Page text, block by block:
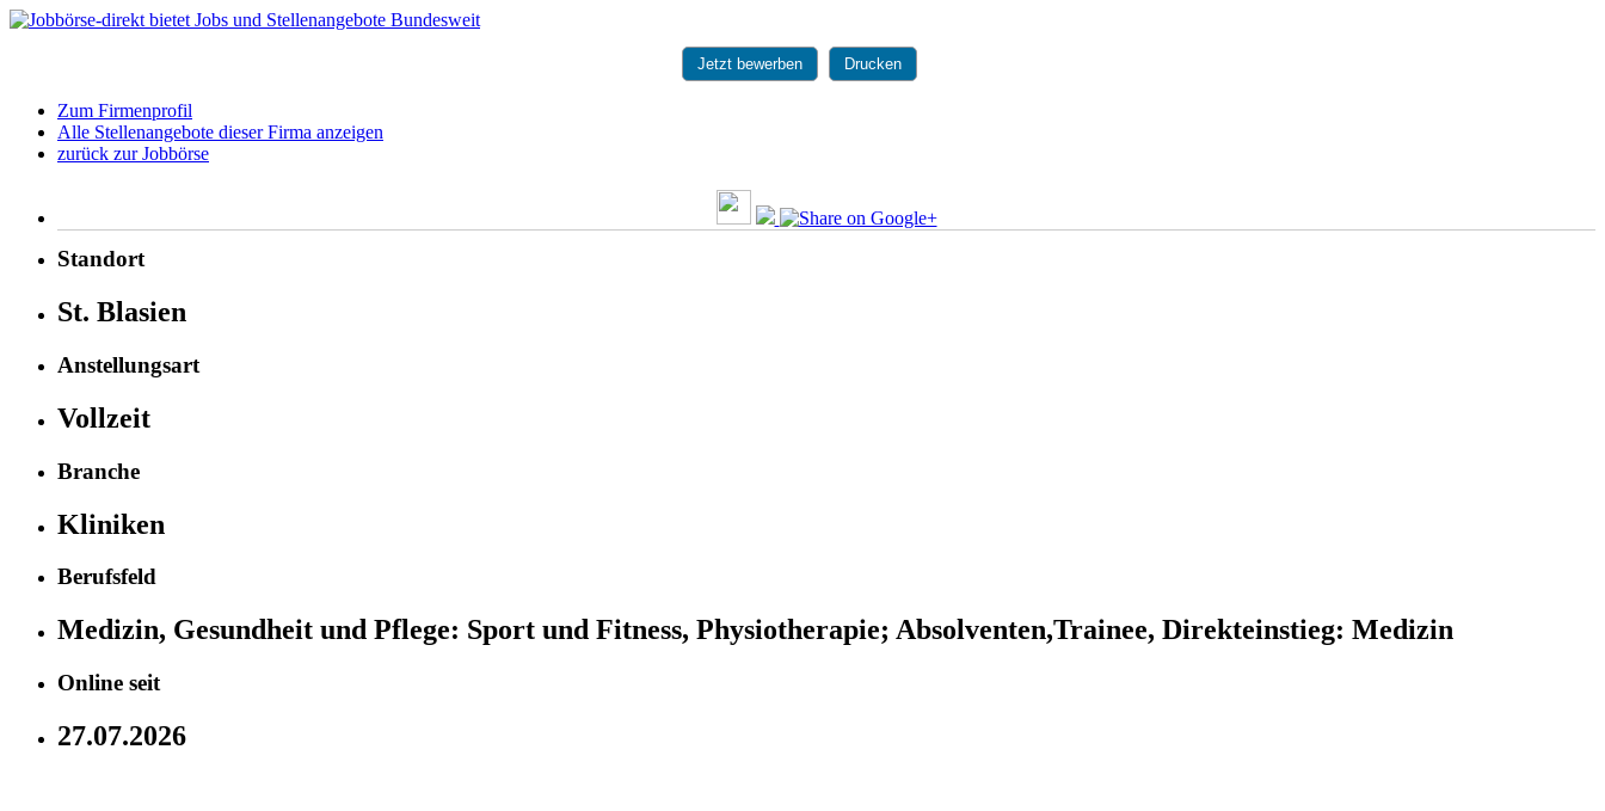
Jetzt bewerben Drucken
Zum Firmenprofil
Alle Stellenangebote dieser Firma anzeigen
zurück zur Jobbörse
Standort
St. Blasien
Anstellungsart
Vollzeit
Branche
Kliniken
Berufsfeld
Medizin, Gesundheit und Pflege: Sport und Fitness, Physiotherapie; Absolventen,Trainee, Direkteinstieg: Medizin
Online seit
27.07.2026